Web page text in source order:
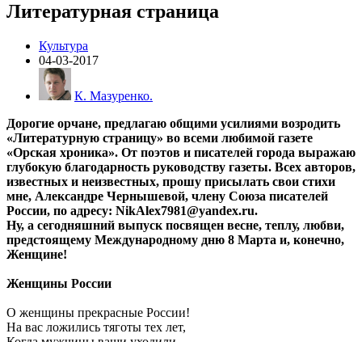
Литературная страница
Культура
04-03-2017
К. Мазуренко.
Дорогие орчане, предлагаю общими усилиями возродить
«Литературную страницу» во всеми любимой газете
«Орская хроника». От поэтов и писателей города выражаю
глубокую благодарность руководству газеты. Всех авторов,
известных и неизвестных, прошу присылать свои стихи
мне, Александре Чернышевой, члену Союза писателей
России, по адресу: NikAlex7981@yandex.ru.
Ну, а сегодняшний выпуск посвящен весне, теплу, любви,
предстоящему Международному дню 8 Марта и, конечно,
Женщине!
Женщины России
О женщины прекрасные России!
На вас ложились тяготы тех лет,